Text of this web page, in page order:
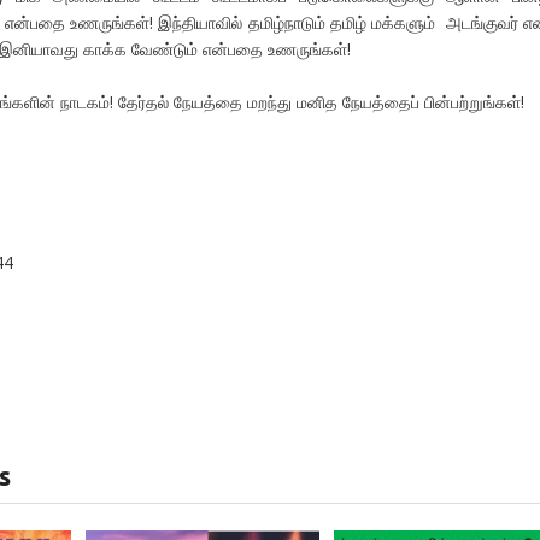
என்பதை உணருங்கள்! இந்தியாவில் தமிழ்நாடும் தமிழ் மக்களும் அடங்குவர்
காக்க வேண்டும் என்பதை உணருங்கள்!
நாடகம்! தேர்தல் நேயத்தை மறந்து மனித நேயத்தைப் பின்பற்றுங்கள்!